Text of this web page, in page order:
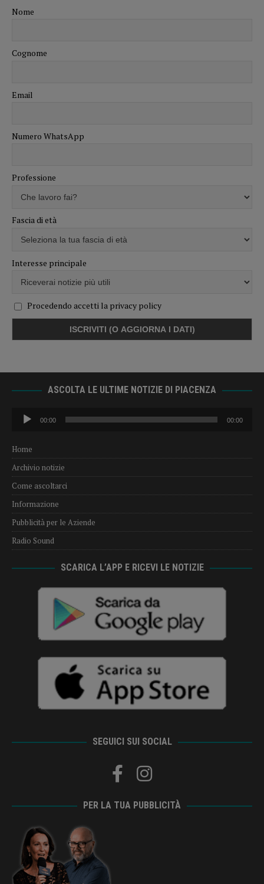
Nome
Cognome
Email
Numero WhatsApp
Professione
Fascia di età
Interesse principale
Procedendo accetti la privacy policy
ASCOLTA LE ULTIME NOTIZIE DI PIACENZA
Audio
Player
00:00 00:00
Home
Archivio notizie
Come ascoltarci
Informazione
Pubblicità per le Aziende
Radio Sound
SCARICA L’APP E RICEVI LE NOTIZIE
SEGUICI SUI SOCIAL
PER LA TUA PUBBLICITÀ